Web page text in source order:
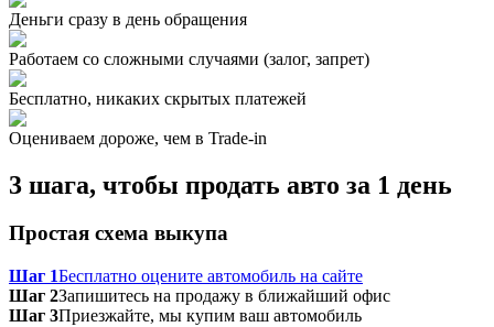
Деньги сразу в день обращения
Работаем со сложными случаями (залог, запрет)
Бесплатно, никаких скрытых платежей
Оцениваем дороже, чем в Trade‑in
3 шага, чтобы продать авто за 1 день
Простая схема выкупа
Шаг 1Бесплатно оцените автомобиль на сайте
Шаг 2Запишитесь на продажу в ближайший офис
Шаг 3Приезжайте, мы купим ваш автомобиль